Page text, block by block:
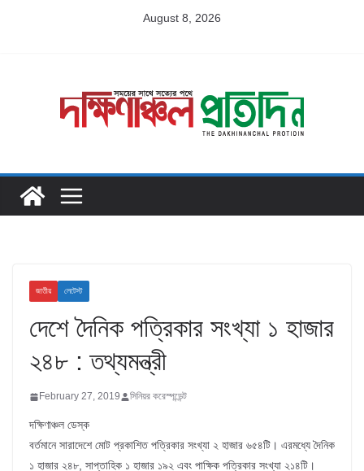
August 8, 2026
জাতীয় লেটেস্ট
দেশে দৈনিক পত্রিকার সংখ্যা ১ হাজার
২৪৮ : তথ্যমন্ত্রী
February 27, 2019 সিনিয়র করেস্পন্ডেন্ট
দক্ষিণাঞ্চল ডেস্ক
বর্তমানে সারাদেশে মোট প্রকাশিত পত্রিকার সংখ্যা ২ হাজার ৬৫৪টি। এরমধ্যে দৈনিক
১ হাজার ২৪৮, সাপ্তাহিক ১ হাজার ১৯২ এবং পাক্ষিক পত্রিকার সংখ্যা ২১৪টি।